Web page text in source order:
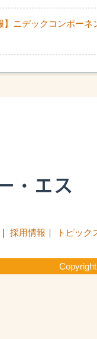
】ニデックコンポー
採用情報 トピック